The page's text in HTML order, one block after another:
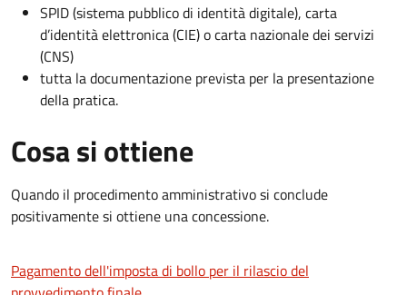
SPID (sistema pubblico di identità digitale), carta
d’identità elettronica (CIE) o carta nazionale dei servizi
(CNS)
tutta la documentazione prevista per la presentazione
della pratica.
Cosa si ottiene
Quando il procedimento amministrativo si conclude
positivamente si ottiene una concessione.
Pagamento dell'imposta di bollo per il rilascio del